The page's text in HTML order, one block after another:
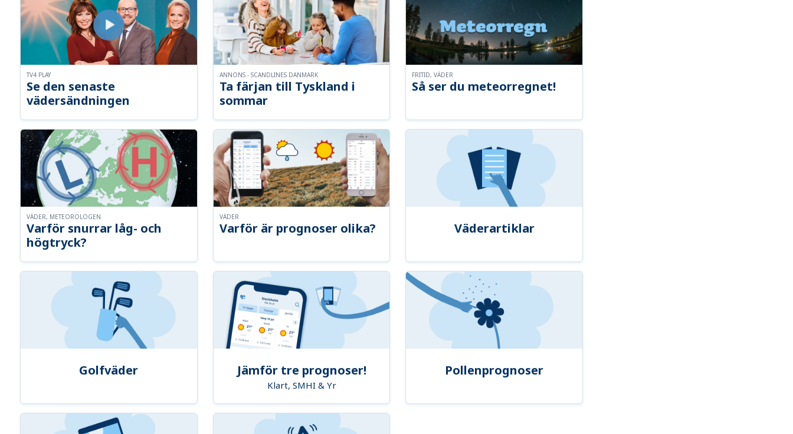
Se den senaste
vädersändningen
TV4 PLAY
Ta färjan till Tyskland i
sommar
ANNONS - SCANDLINES DANMARK
Så ser du meteorregnet!
FRITID, VÄDER
Varför snurrar låg- och
högtryck?
VÄDER, METEOROLOGEN
Varför är prognoser olika?
VÄDER
Väderartiklar
Golfväder Jämför tre prognoser!
Klart, SMHI & Yr
Pollenprognoser